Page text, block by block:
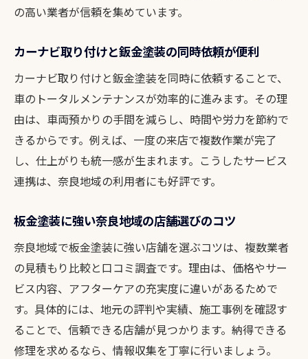
見積もり比較で失敗しない鈑金塗装店の選
奈良で後悔しない車修理を叶える情報整理
術
の高い業者が信頼を集めています。
カーナビ取り付けと鈑金塗装の同時依頼が便利
カーナビ取り付けと鈑金塗装を同時に依頼することで、
車のトータルメンテナンスが効率的に進みます。その理
由は、車両預かりの手間を減らし、時間や労力を節約で
きるからです。例えば、一度の来店で複数作業が完了
し、仕上がりも統一感が生まれます。こうしたサービス
連携は、奈良地域の利用者にも好評です。
板金塗装に強い奈良地域の店舗選びのコツ
奈良地域で板金塗装に強い店舗を選ぶコツは、複数業者
の見積もり比較と口コミ調査です。理由は、価格やサー
ビス内容、アフターケアの充実度に違いがあるためで
す。具体的には、地元の評判や実績、施工事例を確認す
ることで、信頼できる店舗が見つかります。納得できる
修理を求めるなら、情報収集を丁寧に行いましょう。